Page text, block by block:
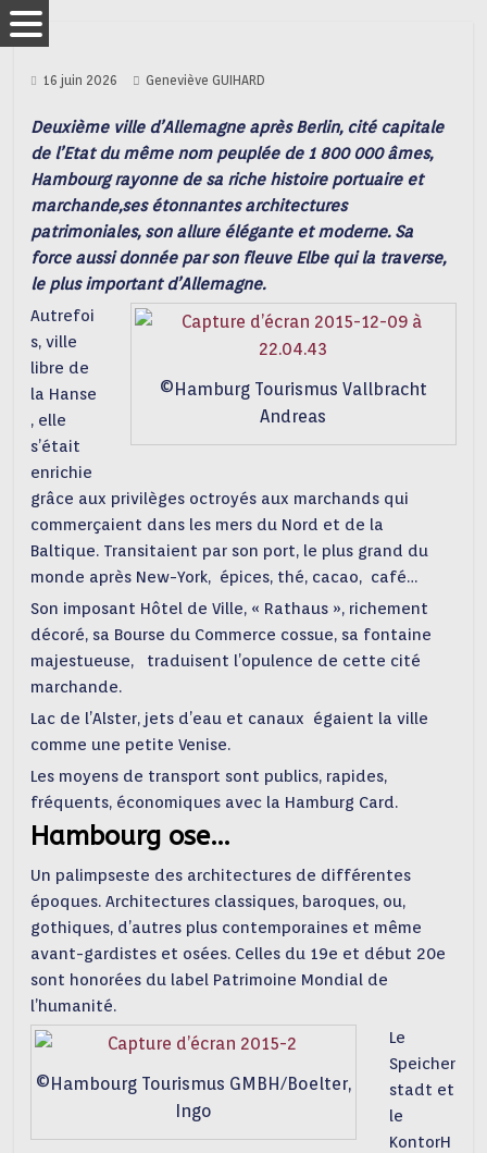
16 juin 2026 Geneviève GUIHARD
Deuxième ville d’Allemagne après Berlin, cité capitale
de l’Etat du même nom peuplée de 1 800 000 âmes,
Hambourg rayonne de sa riche histoire portuaire et
marchande,ses étonnantes architectures
patrimoniales, son allure élégante et moderne. Sa
force aussi donnée par son fleuve Elbe qui la traverse,
le plus important d’Allemagne.
©Hamburg Tourismus Vallbracht
Andreas
Autrefoi
s, ville
libre de
la Hanse
, elle
s’était
enrichie
grâce aux privilèges octroyés aux marchands qui
commerçaient dans les mers du Nord et de la
Baltique. Transitaient par son port, le plus grand du
monde après New-York, épices, thé, cacao, café…
Son imposant Hôtel de Ville, « Rathaus », richement
décoré, sa Bourse du Commerce cossue, sa fontaine
majestueuse, traduisent l’opulence de cette cité
marchande.
Lac de l’Alster, jets d’eau et canaux égaient la ville
comme une petite Venise.
Les moyens de transport sont publics, rapides,
fréquents, économiques avec la Hamburg Card.
Hambourg ose…
Un palimpseste des architectures de différentes
époques. Architectures classiques, baroques, ou,
gothiques, d’autres plus contemporaines et même
avant-gardistes et osées. Celles du 19e et début 20e
sont honorées du label Patrimoine Mondial de
l’humanité.
©Hambourg Tourismus GMBH/Boelter,
Ingo
Le
Speicher
stadt et
le
KontorH